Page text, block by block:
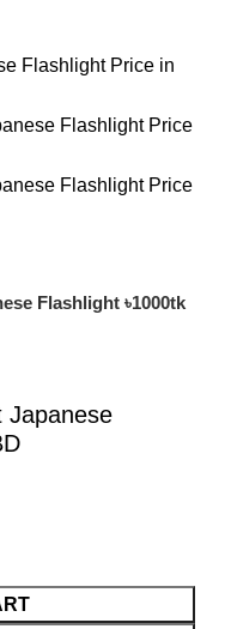
Flashlight ৳1000tk
Japanese